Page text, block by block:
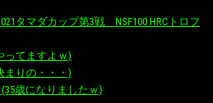
タマダカップ第3戦 NSF100 HRCトロフ
ってますよｗ)
まりの・・・)
歳になりましたｗ)